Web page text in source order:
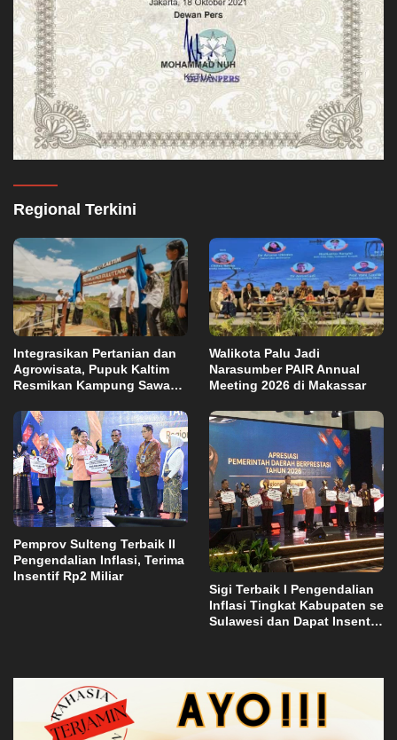
Regional Terkini
Integrasikan Pertanian dan
Agrowisata, Pupuk Kaltim
Resmikan Kampung Sawah
Walikota Palu Jadi
Narasumber PAIR Annual
Meeting 2026 di Makassar
Pemprov Sulteng Terbaik II
Pengendalian Inflasi, Terima
Insentif Rp2 Miliar
Sigi Terbaik I Pengendalian
Inflasi Tingkat Kabupaten se
Sulawesi dan Dapat Insentif